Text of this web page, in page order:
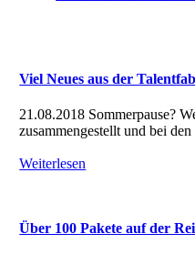
Viel Neues aus der
21.08.2018 Sommerpause?
zusammengestellt und bei
Weiterlesen
Über 100 Pakete auf der